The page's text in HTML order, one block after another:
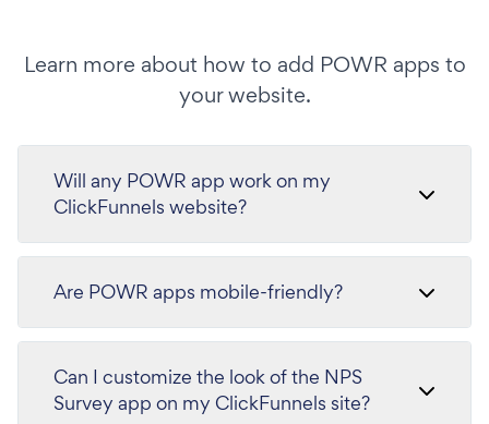
Learn more about how to add POWR apps to
your website.
Will any POWR app work on my
ClickFunnels website?
Are POWR apps mobile-friendly?
Can I customize the look of the NPS
Survey app on my ClickFunnels site?